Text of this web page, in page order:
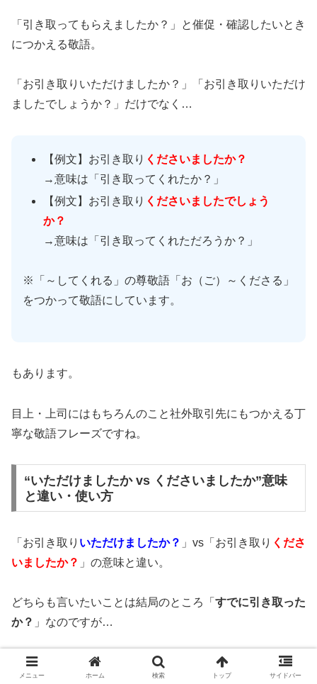
「引き取ってもらえましたか？」と催促・確認したいとき
につかえる敬語。
「お引き取りいただけましたか？」「お引き取りいただけ
ましたでしょうか？」だけでなく…
【例文】お引き取り くださいましたか？
→意味は「引き取ってくれたか？」
【例文】お引き取り くださいましたでしょう
か？
→意味は「引き取ってくれただろうか？」
※「～してくれる」の尊敬語「お（ご）～くださる」
をつかって敬語にしています。
もあります。
目上・上司にはもちろんのこと社外取引先にもつかえる丁
寧な敬語フレーズですね。
“いただけましたか vs くださいましたか”意味
と違い・使い方
「お引き取り いただけましたか？ 」vs「お引き取り くださ
いましたか？ 」の意味と違い。
どちらも言いたいことは結局のところ「 すでに引き取った
か？ 」なのですが…
敬語の使い方に違いあり。
メニュー ホーム 検索 トップ サイドバー